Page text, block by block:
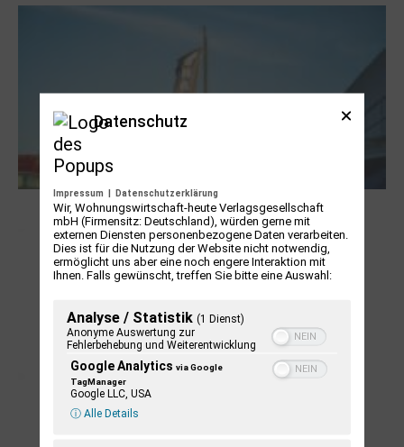
NUKLEUS Kiel
Datenschutz
Impressum | Datenschutzerklärung
Wir, Wohnungswirtschaft-heute Verlagsgesellschaft
mbH (Firmensitz: Deutschland), würden gerne mit
externen Diensten personenbezogene Daten verarbeiten.
Dies ist für die Nutzung der Website nicht notwendig,
ermöglicht uns aber eine noch engere Interaktion mit
Ihnen. Falls gewünscht, treffen Sie bitte eine Auswahl:
Analyse / Statistik (1 Dienst)
Anonyme Auswertung zur
Fehlerbehebung und Weiterentwicklung
Google Analytics via Google
TagManager
Google LLC, USA
ⓘ Alle Details